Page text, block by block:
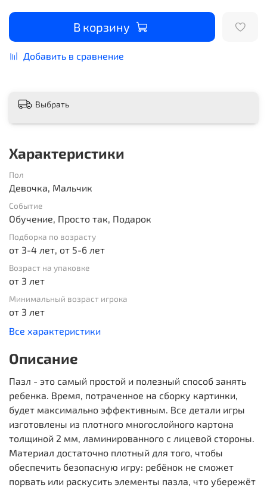
В корзину
Добавить в сравнение
Выбрать
Характеристики
Пол
Девочка, Мальчик
Событие
Обучение, Просто так, Подарок
Подборка по возрасту
от 3-4 лет, от 5-6 лет
Возраст на упаковке
от 3 лет
Минимальный возраст игрока
от 3 лет
Все характеристики
Описание
Пазл - это самый простой и полезный способ занять
ребенка. Время, потраченное на сборку картинки,
будет максимально эффективным. Все детали игры
изготовлены из плотного многослойного картона
толщиной 2 мм, ламинированного с лицевой стороны.
Материал достаточно плотный для того, чтобы
обеспечить безопасную игру: ребёнок не сможет
порвать или раскусить элементы пазла, что убережёт